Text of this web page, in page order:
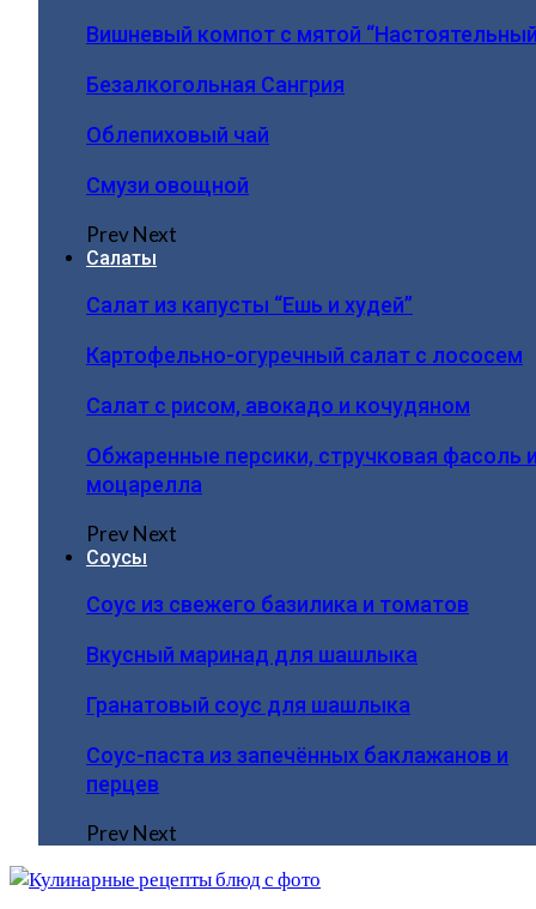
Вишневый компот с мятой
Безалкогольная Сангрия
Облепиховый чай
Смузи овощной
PrevNext
Салаты
Салат из капусты “Ешь и худей”
Картофельно-огуречный салат с лососем
Салат с рисом, авокадо и кочудяном
Обжаренные персики, стручковая фасоль
моцарелла
PrevNext
Соусы
Соус из свежего базилика и томатов
Вкусный маринад для шашлыка
Гранатовый соус для шашлыка
Соус-паста из запечённых баклажанов и
перцев
PrevNext